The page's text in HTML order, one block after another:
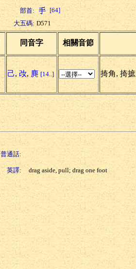
部首: [64]
大五碼: D571
同音字 相關音節
己, 妀, 麂 [14..] 掎角, 掎摭
普通話:
英譯: drag aside, pull; drag one foot